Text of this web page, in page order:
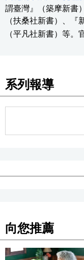
謂臺灣』（築摩新書
（扶桑社新書）、『
（平凡社新書）等。
系列報導
向您推薦